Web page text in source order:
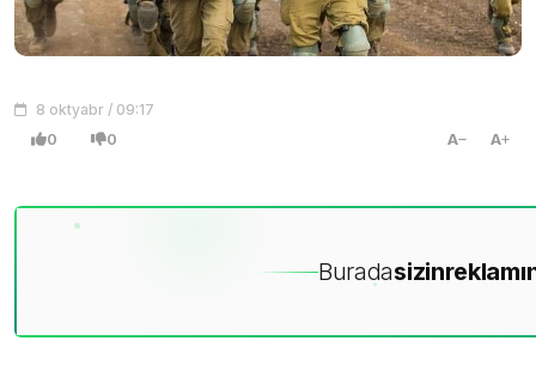
8 oktyabr / 09:17
0 0 A A
Buradasizin